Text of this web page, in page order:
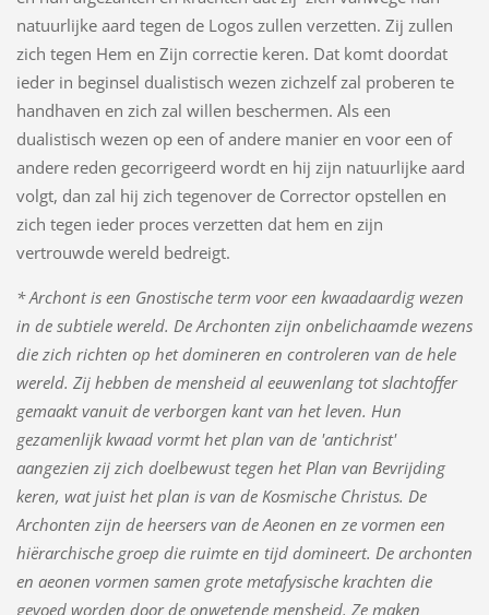
natuurlijke aard tegen de Logos zullen verzetten. Zij zullen
zich tegen Hem en Zijn correctie keren. Dat komt doordat
ieder in beginsel dualistisch wezen zichzelf zal proberen te
handhaven en zich zal willen beschermen. Als een
dualistisch wezen op een of andere manier en voor een of
andere reden gecorrigeerd wordt en hij zijn natuurlijke aard
volgt, dan zal hij zich tegenover de Corrector opstellen en
zich tegen ieder proces verzetten dat hem en zijn
vertrouwde wereld bedreigt.
* Archont is een Gnostische term voor een kwaadaardig wezen
in de subtiele wereld. De Archonten zijn onbelichaamde wezens
die zich richten op het domineren en controleren van de hele
wereld. Zij hebben de mensheid al eeuwenlang tot slachtoffer
gemaakt vanuit de verborgen kant van het leven. Hun
gezamenlijk kwaad vormt het plan van de 'antichrist'
aangezien zij zich doelbewust tegen het Plan van Bevrijding
keren, wat juist het plan is van de Kosmische Christus. De
Archonten zijn de heersers van de Aeonen en ze vormen een
hiërarchische groep die ruimte en tijd domineert. De archonten
en aeonen vormen samen grote metafysische krachten die
gevoed worden door de onwetende mensheid. Ze maken